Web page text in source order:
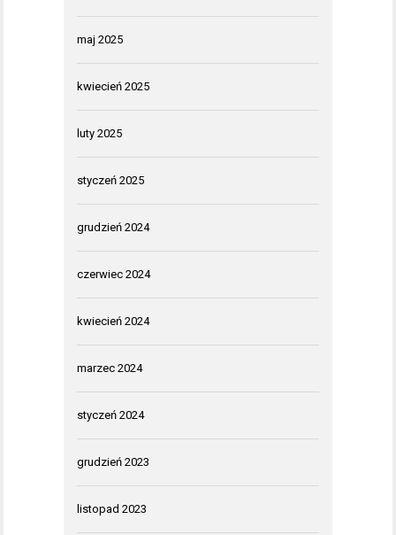
maj 2025
kwiecień 2025
luty 2025
styczeń 2025
grudzień 2024
czerwiec 2024
kwiecień 2024
marzec 2024
styczeń 2024
grudzień 2023
listopad 2023